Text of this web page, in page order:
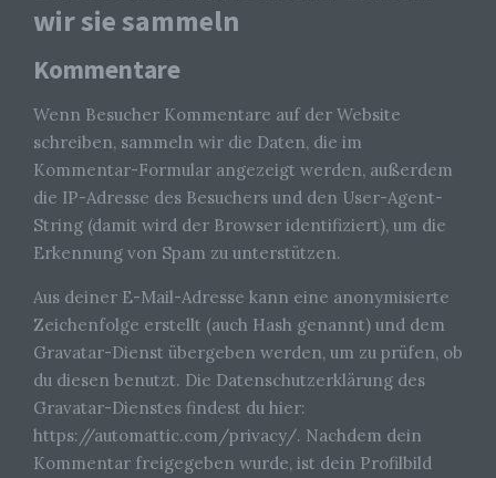
wir sie sammeln
Kommentare
Wenn Besucher Kommentare auf der Website
schreiben, sammeln wir die Daten, die im
Kommentar-Formular angezeigt werden, außerdem
die IP-Adresse des Besuchers und den User-Agent-
String (damit wird der Browser identifiziert), um die
Erkennung von Spam zu unterstützen.
Aus deiner E-Mail-Adresse kann eine anonymisierte
Zeichenfolge erstellt (auch Hash genannt) und dem
Gravatar-Dienst übergeben werden, um zu prüfen, ob
du diesen benutzt. Die Datenschutzerklärung des
Gravatar-Dienstes findest du hier:
https://automattic.com/privacy/. Nachdem dein
Kommentar freigegeben wurde, ist dein Profilbild